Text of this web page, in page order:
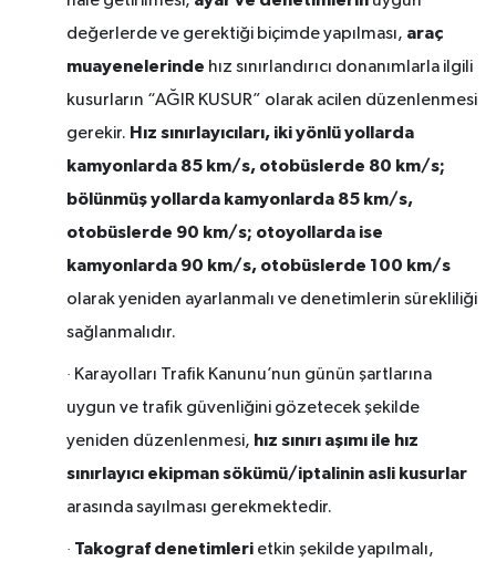
değerlerde ve gerektiği biçimde yapılması, araç
muayenelerinde hız sınırlandırıcı donanımlarla ilgili
kusurların “AĞIR KUSUR” olarak acilen düzenlenmesi
gerekir. Hız sınırlayıcıları, iki yönlü yollarda
kamyonlarda 85 km/s, otobüslerde 80 km/s;
bölünmüş yollarda kamyonlarda 85 km/s,
otobüslerde 90 km/s; otoyollarda ise
kamyonlarda 90 km/s, otobüslerde 100 km/s
olarak yeniden ayarlanmalı ve denetimlerin sürekliliği
sağlanmalıdır.
· Karayolları Trafik Kanunu’nun günün şartlarına
uygun ve trafik güvenliğini gözetecek şekilde
yeniden düzenlenmesi, hız sınırı aşımı ile hız
sınırlayıcı ekipman sökümü/iptalinin asli kusurlar
arasında sayılması gerekmektedir.
· Takograf denetimleri etkin şekilde yapılmalı,